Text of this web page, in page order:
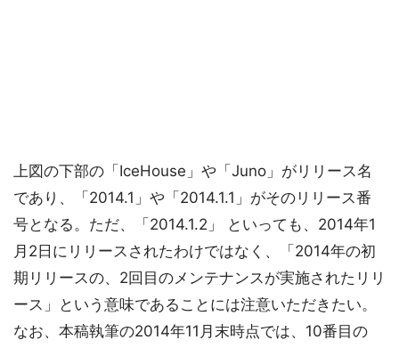
上図の下部の「IceHouse」や「Juno」がリリース名
であり、「2014.1」や「2014.1.1」がそのリリース番
号となる。ただ、「2014.1.2」 といっても、2014年1
月2日にリリースされたわけではなく、「2014年の初
期リリースの、2回目のメンテナンスが実施されたリリ
ース」という意味であることには注意いただきたい。
なお、本稿執筆の2014年11月末時点では、10番目の